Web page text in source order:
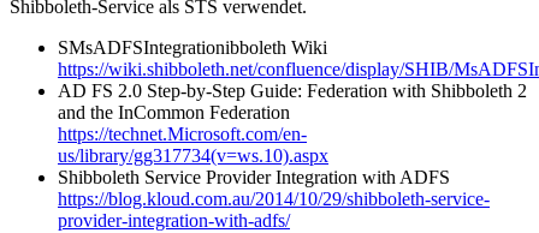
Shibboleth-Service als STS verwendet.
SMsADFSIntegrationibboleth Wiki
https://wiki.shibboleth.net/confluence/display/SHIB/
AD FS 2.0 Step-by-Step Guide: Federation with Shibboleth 2
and the InCommon Federation
https://technet.Microsoft.com/en-
us/library/gg317734(v=ws.10).aspx
Shibboleth Service Provider Integration with ADFS
https://blog.kloud.com.au/2014/10/29/shibboleth-service-
provider-integration-with-adfs/